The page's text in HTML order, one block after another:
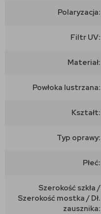
Polaryzacja:
Filtr UV:
Materiał:
Powłoka lustrzana:
Kształt:
Typ oprawy:
Płeć:
Szerokość szkła /
Szerokość mostka / Dł.
zausznika: